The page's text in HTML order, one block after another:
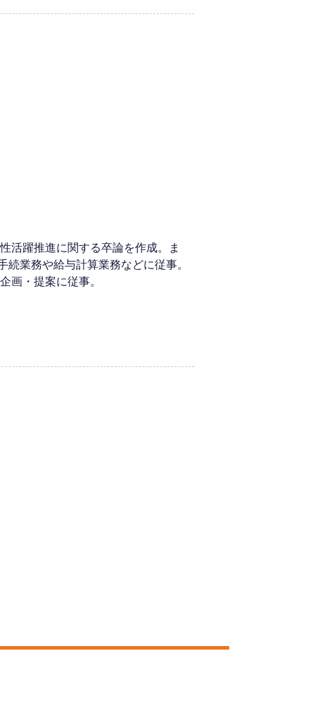
活躍推進に関する卒論を作成。ま
業務や給与計算業務などに従事。
画・提案に従事。